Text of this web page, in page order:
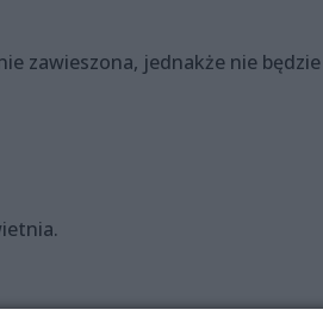
zawieszona, jednakże nie będzie